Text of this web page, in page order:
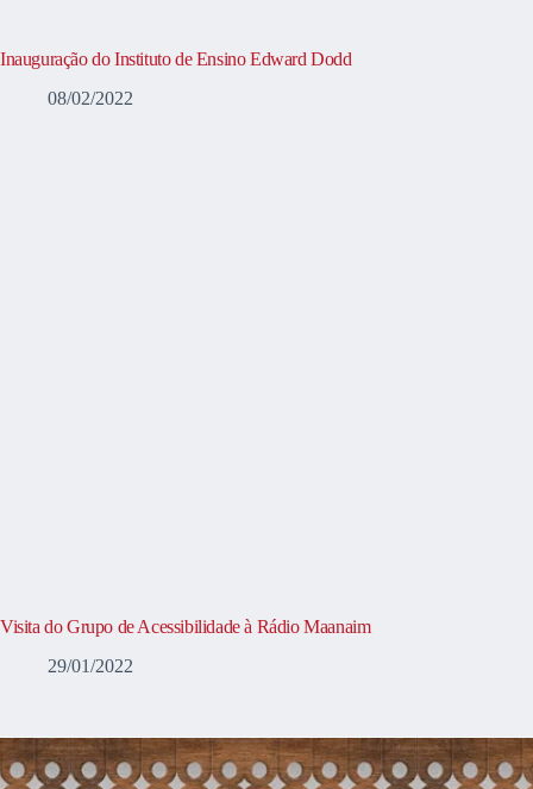
Inauguração do Instituto de Ensino Edward Dodd
08/02/2022
Visita do Grupo de Acessibilidade à Rádio Maanaim
29/01/2022